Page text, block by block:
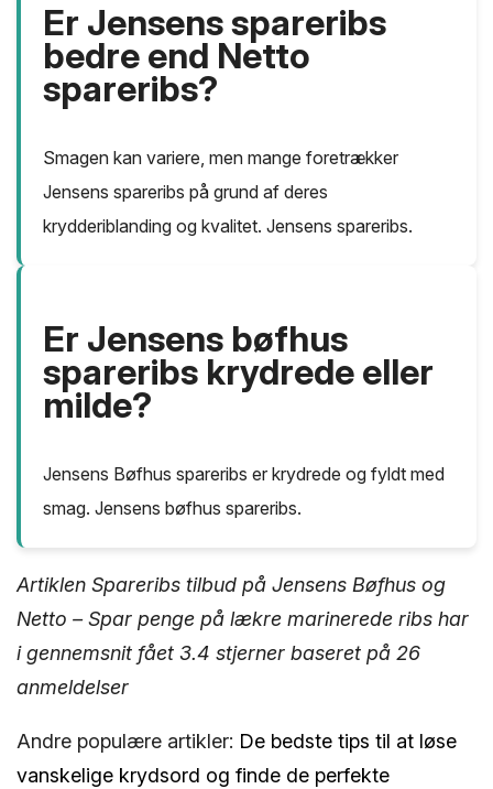
Er Jensens spareribs
bedre end Netto
spareribs?
Smagen kan variere, men mange foretrækker
Jensens spareribs på grund af deres
krydderiblanding og kvalitet. Jensens spareribs.
Er Jensens bøfhus
spareribs krydrede eller
milde?
Jensens Bøfhus spareribs er krydrede og fyldt med
smag. Jensens bøfhus spareribs.
Artiklen Spareribs tilbud på Jensens Bøfhus og
Netto – Spar penge på lækre marinerede ribs har
i gennemsnit fået 3.4 stjerner baseret på 26
anmeldelser
Andre populære artikler: De bedste tips til at løse
vanskelige krydsord og finde de perfekte